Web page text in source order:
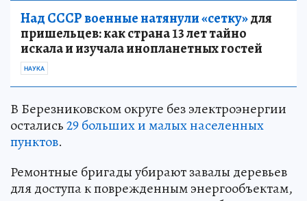
Над СССР военные натянули «сетку»для
пришельцев: как страна 13 лет тайно
искала и изучала инопланетных гостей
НАУКА
В Березниковском округе без электроэнергии
остались29 больших и малых населенных
пунктов.
Ремонтные бригады убирают завалы деревьев
для доступа к поврежденным энергообъектам,